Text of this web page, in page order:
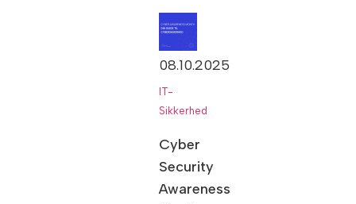
08.10.2025
IT-
Sikkerhed
Cyber
Security
Awareness